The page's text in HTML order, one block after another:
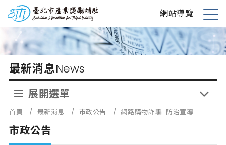
到
要
內
台北市產業獎勵補助 網站導覽
展
開
選
單
最新消息News
展開選單
首頁 / 最新消息 / 市政公告 / 網路購物詐騙-防治宣導
市政公告